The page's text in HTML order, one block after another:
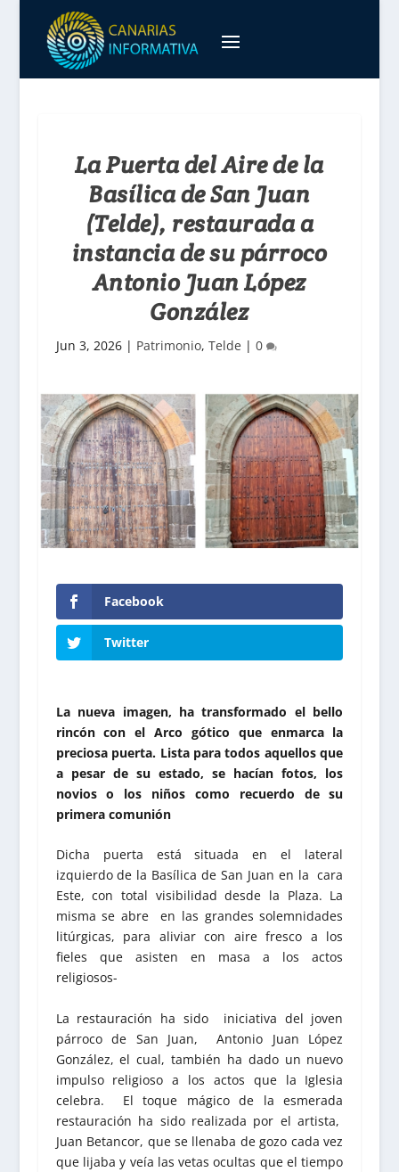
La Puerta del Aire de la
Basílica de San Juan
(Telde), restaurada a
instancia de su párroco
Antonio Juan López
González
Jun 3, 2026| Patrimonio, Telde | 0
Facebook
Twitter
La nueva imagen, ha transformado el bello
rincón con el Arco gótico que enmarca la
preciosa puerta. Lista para todos aquellos que
a pesar de su estado, se hacían fotos, los
novios o los niños como recuerdo de su
primera comunión
Dicha puerta está situada en el lateral
izquierdo de la Basílica de San Juan en la cara
Este, con total visibilidad desde la Plaza. La
misma se abre en las grandes solemnidades
litúrgicas, para aliviar con aire fresco a los
fieles que asisten en masa a los actos
religiosos-
La restauración ha sido iniciativa del joven
párroco de San Juan, Antonio Juan López
González, el cual, también ha dado un nuevo
impulso religioso a los actos que la Iglesia
celebra. El toque mágico de la esmerada
restauración ha sido realizada por el artista,
Juan Betancor, que se llenaba de gozo cada vez
que lijaba y veía las vetas ocultas que el tiempo